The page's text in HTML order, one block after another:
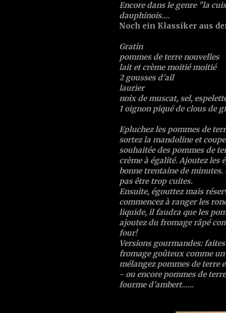
Encore dans le genre "la
dauphinois....
Noch ein Klassiker aus
Gratin
pommes de terre nouvelles
lait et crème moitié moitié
2 gousses d'ail
laurier
noix de muscat, sel,
1 oignon piqué de clous de
Epluchez les pommes de
sortez la mandoline et
souhaitée des pommes de
crème à égalité. Ajoutez les
bonne trentaine de minutes.
pas être trop cuites.
Ensuite, égouttez mais
commencez à ranger les
liquide, il faudra que les
ajoutez du fromage râpé
four!
Versions gourmandes:
fromage goûteux comme un
mélangez pommes de terre
- ou encore pommes de
fourme d'ambert......